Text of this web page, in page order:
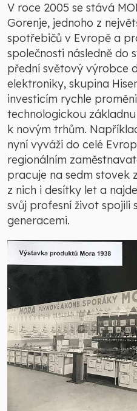
V roce 2005 se stává
Gorenje, jednoho z
spotřebičů v Evropě a
společnosti následně do
přední světový výrobce
elektroniky, skupina
investicím rychle
technologickou
k novým trhům.
nyní vyváží do celé
regionálním
pracuje na sedm stovek
z nich i desítky let a
svůj profesní život spojili
generacemi.